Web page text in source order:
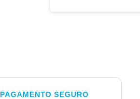
PAGAMENTO SEGURO